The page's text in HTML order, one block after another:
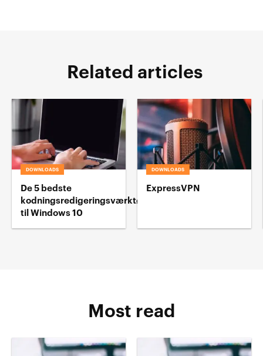
Related articles
DOWNLOADS
De 5 bedste
kodningsredigeringsværktøj
til Windows 10
DOWNLOADS
ExpressVPN
Most read